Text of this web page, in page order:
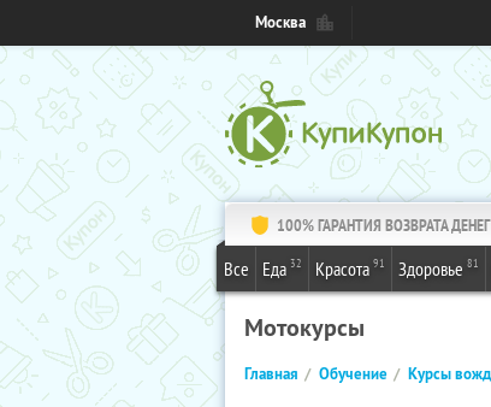
Москва
100% ГАРАНТИЯ ВОЗВРАТА ДЕНЕГ
Все Еда 32 Красота 91 Здоровье 81
Мотокурсы
Главная Обучение Курсы